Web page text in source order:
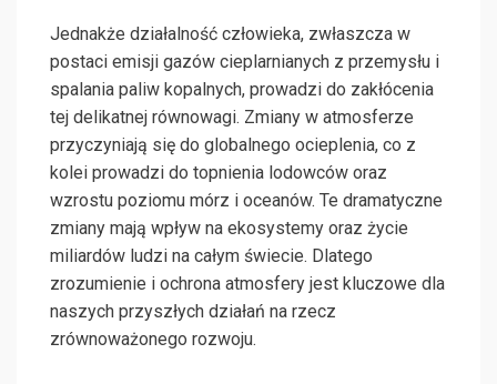
Jednakże działalność człowieka, zwłaszcza w
postaci emisji gazów cieplarnianych z przemysłu i
spalania paliw kopalnych, prowadzi do zakłócenia
tej delikatnej równowagi. Zmiany w atmosferze
przyczyniają się do globalnego ocieplenia, co z
kolei prowadzi do topnienia lodowców oraz
wzrostu poziomu mórz i oceanów. Te dramatyczne
zmiany mają wpływ na ekosystemy oraz życie
miliardów ludzi na całym świecie. Dlatego
zrozumienie i ochrona atmosfery jest kluczowe dla
naszych przyszłych działań na rzecz
zrównoważonego rozwoju.